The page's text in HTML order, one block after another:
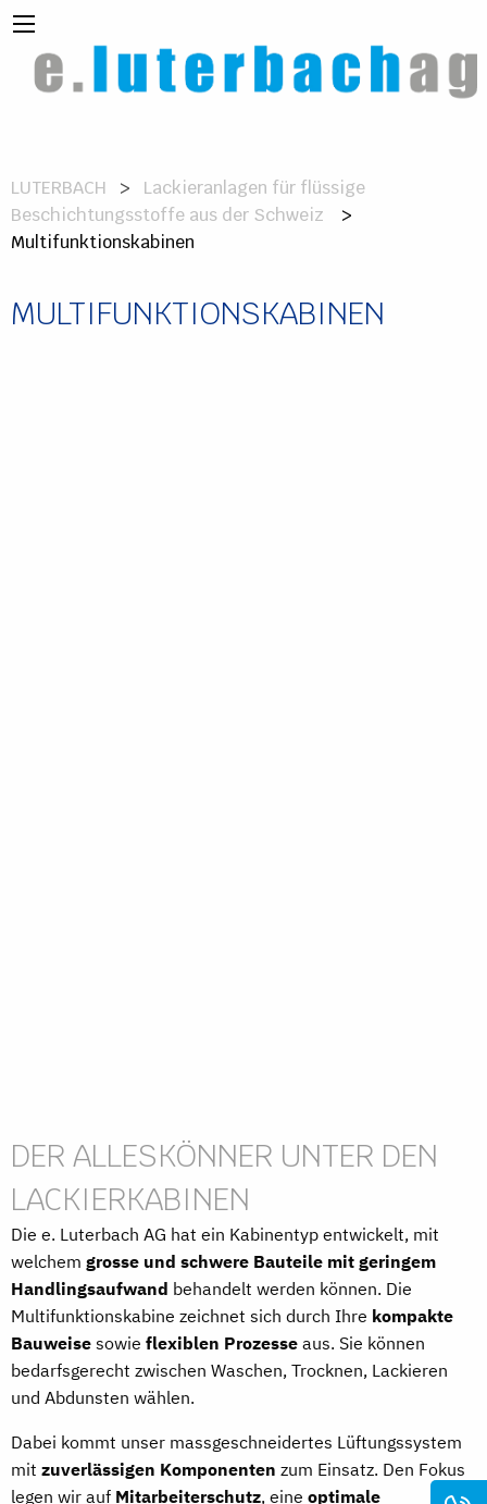
LUTERBACH
Lackieranlagen für flüssige
Beschichtungsstoffe aus der Schweiz >
Multifunktionskabinen
MULTIFUNKTIONSKABINEN
DER ALLESKÖNNER UNTER DEN
LACKIERKABINEN
Die e. Luterbach AG hat ein Kabinentyp entwickelt, mit
welchem grosse und schwere Bauteile mit geringem
Handlingsaufwand behandelt werden können. Die
Multifunktionskabine zeichnet sich durch Ihre kompakte
Bauweise sowie flexiblen Prozesse aus. Sie können
bedarfsgerecht zwischen Waschen, Trocknen, Lackieren
und Abdunsten wählen.
Dabei kommt unser massgeschneidertes Lüftungssystem
mit zuverlässigen Komponenten zum Einsatz. Den Fokus
legen wir auf Mitarbeiterschutz, eine optimale